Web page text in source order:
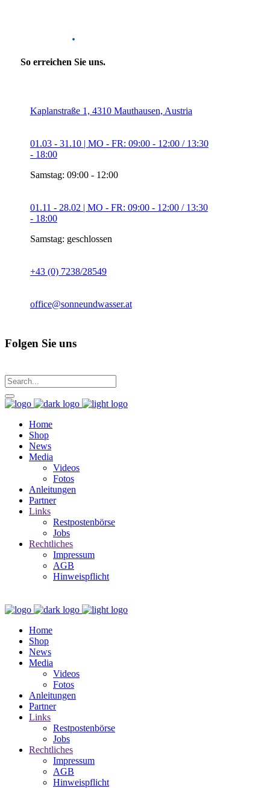
.
So erreichen Sie uns.
Kaplanstraße 1, 4310 Mauthausen, Austria
01.03 - 31.10 | MO - FR: 09:00 - 12:00 / 13:30
- 18:00
Samstag: 09:00 - 12:00
01.11 - 28.02 | MO - FR: 09:00 - 12:00 / 13:30
- 18:00
Samstag: geschlossen
+43 (0) 7238/28549
office@sonneundwasser.at
Folgen Sie uns
Home
Shop
News
Media
Videos
Fotos
Anleitungen
Partner
Links
Restpostenbörse
Jobs
Rechtliches
Impressum
AGB
Hinweispflicht
Home
Shop
News
Media
Videos
Fotos
Anleitungen
Partner
Links
Restpostenbörse
Jobs
Rechtliches
Impressum
AGB
Hinweispflicht